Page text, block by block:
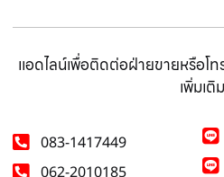
แอดไลน์เพื่อติดต่อฝ่ายขายหรือโ
เพิ่มเติม
083-1417449
062-2010185